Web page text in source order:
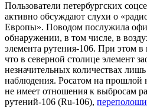
Пользователи петербургских
активно обсуждают слухи о
Европы». Поводом послужила
обнаружении, в том числе, в
элемента рутения-106. При этом в
что в северной столице элемент
незначительных количествах
наблюдения. Росатом на прошлой
не имеет отношения к выбросам
рутений-106 (Ru-106),